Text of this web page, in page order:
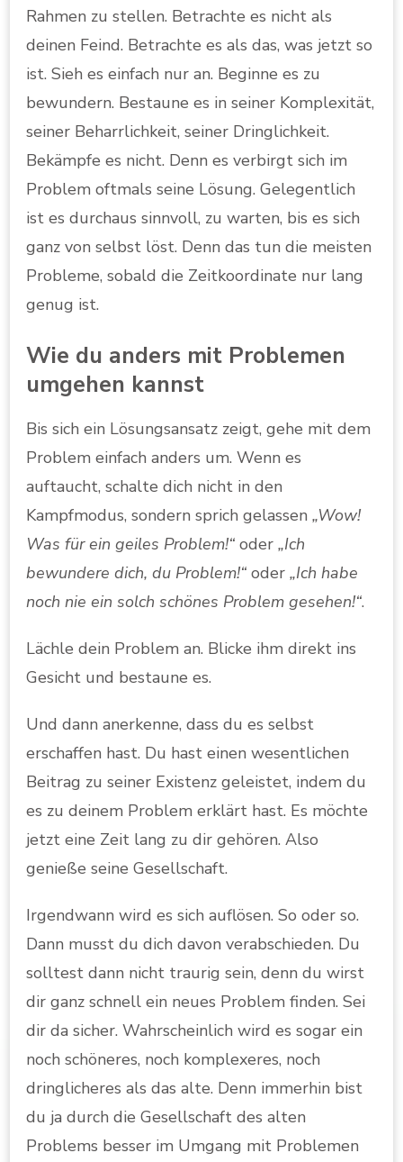
Rahmen zu stellen. Betrachte es nicht als
deinen Feind. Betrachte es als das, was jetzt so
ist. Sieh es einfach nur an. Beginne es zu
bewundern. Bestaune es in seiner Komplexität,
seiner Beharrlichkeit, seiner Dringlichkeit.
Bekämpfe es nicht. Denn es verbirgt sich im
Problem oftmals seine Lösung. Gelegentlich
ist es durchaus sinnvoll, zu warten, bis es sich
ganz von selbst löst. Denn das tun die meisten
Probleme, sobald die Zeitkoordinate nur lang
genug ist.
Wie du anders mit Problemen
umgehen kannst
Bis sich ein Lösungsansatz zeigt, gehe mit dem
Problem einfach anders um. Wenn es
auftaucht, schalte dich nicht in den
Kampfmodus, sondern sprich gelassen „Wow!
Was für ein geiles Problem!“ oder „Ich
bewundere dich, du Problem!“ oder „Ich habe
noch nie ein solch schönes Problem gesehen!“.
Lächle dein Problem an. Blicke ihm direkt ins
Gesicht und bestaune es.
Und dann anerkenne, dass du es selbst
erschaffen hast. Du hast einen wesentlichen
Beitrag zu seiner Existenz geleistet, indem du
es zu deinem Problem erklärt hast. Es möchte
jetzt eine Zeit lang zu dir gehören. Also
genieße seine Gesellschaft.
Irgendwann wird es sich auflösen. So oder so.
Dann musst du dich davon verabschieden. Du
solltest dann nicht traurig sein, denn du wirst
dir ganz schnell ein neues Problem finden. Sei
dir da sicher. Wahrscheinlich wird es sogar ein
noch schöneres, noch komplexeres, noch
dringlicheres als das alte. Denn immerhin bist
du ja durch die Gesellschaft des alten
Problems besser im Umgang mit Problemen